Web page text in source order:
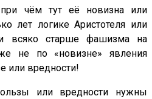
чём тут её новизна или
лет логике Аристотеля или
всяко старше фашизма на
не по «новизне» явления
или вредности!
или вредности нужны